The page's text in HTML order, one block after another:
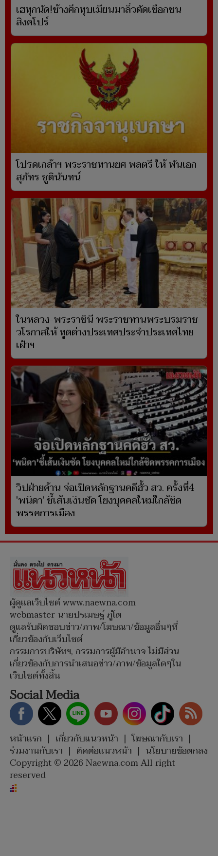
เฮทุกนัด!ช้างศึกทุบเมียนมาลิ่วตัดเชือกชน
สิงคโปร์
โปรดเกล้าฯ พระราชทานยศ พลตรี ให้ พันเอก
สุภัทร ชูตินันทน์
ในหลวง-พระราชินี พระราชทานพระบรมราช
วโรกาสให้ ทูตต่างประเทศประจำประเทศไทย
เฝ้าฯ
วิปฝ่ายค้าน จ่อเปิดหลักฐานคดีฮั้ว สว. ครั้งที่4
'พนิดา' ชี้เส้นเงินชัด โยงบุคคลใหม่ใกล้ชิด
พรรคการเมือง
ผู้ดูแลเว็บไซต์ www.naewna.com
webmaster นายปรเมษฐ์ ภู่โต
ดูแลรับผิดชอบข่าว/ภาพ/โฆษณา/ข้อมูลอื่นๆที่
เกี่ยวข้องกับเว็บไซต์
กรรมการบริษัทฯ, กรรมการผู้มีอำนาจ ไม่มีส่วน
เกี่ยวข้องกับการนำเสนอข่าว/ภาพ/ข้อมูลใดๆใน
เว็บไซต์ทั้งสิ้น
Social Media
หน้าแรก | เกี่ยวกับแนวหน้า | โฆษณากับเรา |
ร่วมงานกับเรา | ติดต่อแนวหน้า | นโยบายข้อตกลง
Copyright © 2026 Naewna.com All right
reserved